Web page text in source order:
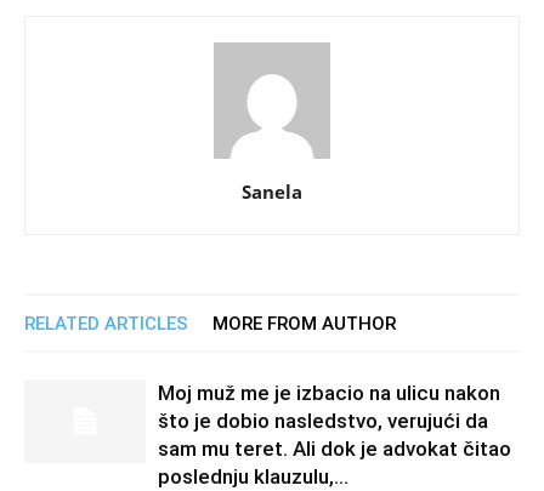
Sanela
RELATED ARTICLES MORE FROM AUTHOR
Moj muž me je izbacio na ulicu nakon
što je dobio nasledstvo, verujući da
sam mu teret. Ali dok je advokat čitao
poslednju klauzulu,...